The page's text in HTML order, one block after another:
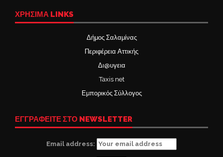
ΧΡΉΣΙΜΑ LINKS
Δήμος Σαλαμίνας
Περιφέρεια Αττικής
Δι@υγεια
Taxis net
Εμπορικός Σύλλογος
ΕΓΓΡΑΦΕΙΤΕ ΣΤΟ NEWSLETTER
Email address: